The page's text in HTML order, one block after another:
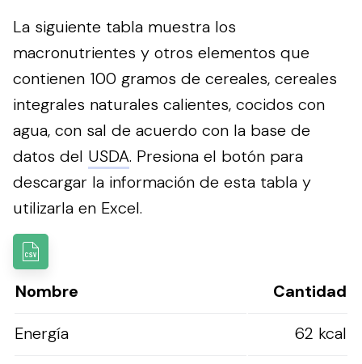
La siguiente tabla muestra los
macronutrientes y otros elementos que
contienen 100 gramos de cereales, cereales
integrales naturales calientes, cocidos con
agua, con sal de acuerdo con la base de
datos del USDA. Presiona el botón para
descargar la información de esta tabla y
utilizarla en Excel.
Nombre
Cantidad
Energía
62 kcal